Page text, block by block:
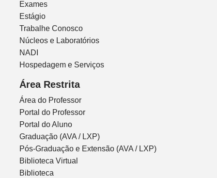
Exames
Estágio
Trabalhe Conosco
Núcleos e Laboratórios
NADI
Hospedagem e Serviços
Área Restrita
Área do Professor
Portal do Professor
Portal do Aluno
Graduação (AVA / LXP)
Pós-Graduação e Extensão (AVA / LXP)
Biblioteca Virtual
Biblioteca